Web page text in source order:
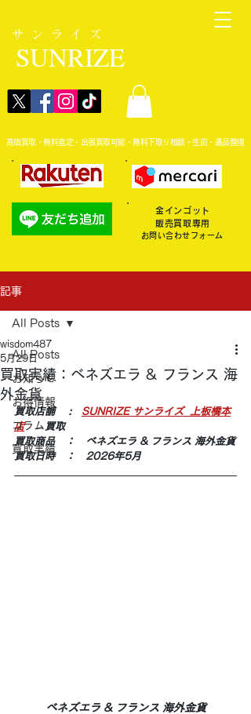
サンライズ
SUNRIZE
高価買取・無料査定・出張買取可能・無料下取り相談・生前・遺品整理
金インゴット
販売買取専用
お問い合わせフォーム
記事
All Posts
お知らせ
お得情報
コラム
買取実績
All Posts
買取実績：ベネズエラ & フランス 海
外金貨
wisdom487
5月29日
買取店舗 　: SUNRIZE サンライズ  上板橋本
店 買取
買取商品　：　ベネズエラ & フランス 海外金貨
買取日時　：　2026年5月
ベネズエラ & フランス 海外金貨